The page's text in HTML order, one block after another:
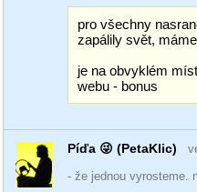
pro všechny
zapálily svět,
je na obvyklém
webu - bonus
Píďa 😜 (PetaKlic)
- že jednou vyrosteme.